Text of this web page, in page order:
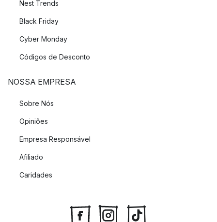
Nest Trends
Black Friday
Cyber Monday
Códigos de Desconto
NOSSA EMPRESA
Sobre Nós
Opiniões
Empresa Responsável
Afiliado
Caridades